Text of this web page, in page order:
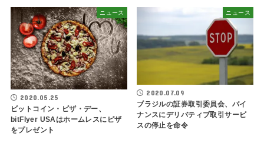
ニュース
2020.05.25
ビットコイン・ピザ・デー、
bitFlyer USAはホームレスにピザ
をプレゼント
ニュース
2020.07.09
ブラジルの証券取引委員会、バイ
ナンスにデリバティブ取引サービ
スの停止を命令